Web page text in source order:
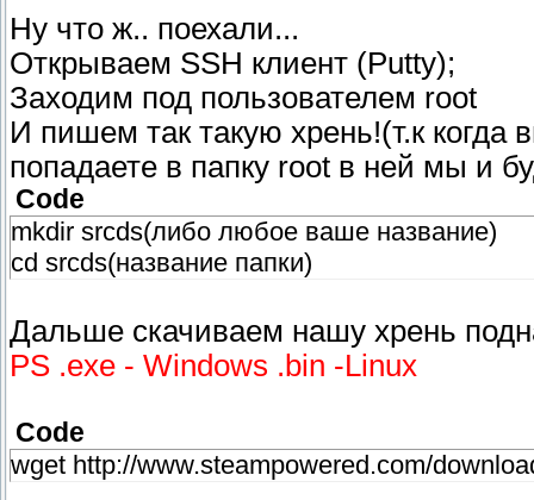
Ну что ж.. поехали...
Открываем SSH клиент (Putty);
Заходим под пользователем root
И пишем так такую хрень!(т.к когда
попадаете в папку root в ней мы и
Code
mkdir srcds(либо любое ваше название)
cd srcds(название папки)
Дальше скачиваем нашу хрень
PS .exe - Windows .bin -Linux
Code
wget http://www.steampowered.com/